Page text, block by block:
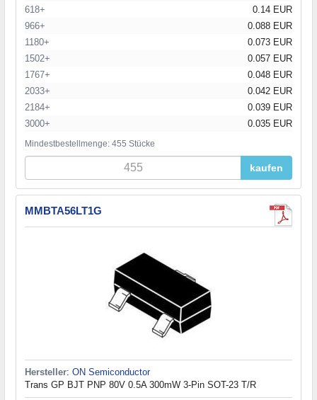
618+
0.14 EUR
966+
0.088 EUR
1180+
0.073 EUR
1502+
0.057 EUR
1767+
0.048 EUR
2033+
0.042 EUR
2184+
0.039 EUR
3000+
0.035 EUR
Mindestbestellmenge: 455 Stücke
kaufen
MMBTA56LT1G
Hersteller: ON Semiconductor
Trans GP BJT PNP 80V 0.5A 300mW 3-Pin SOT-23 T/R